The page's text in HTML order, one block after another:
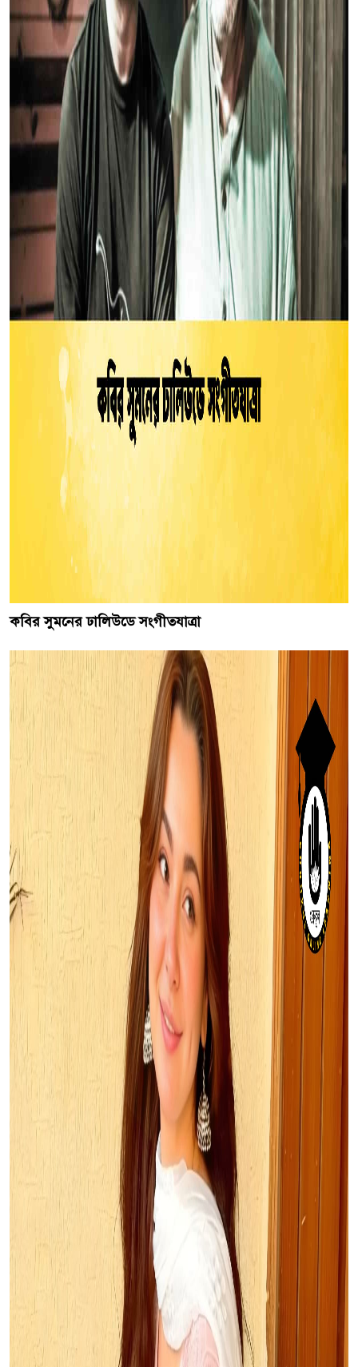
কবির সুমনের ঢালিউডে সংগীতযাত্রা